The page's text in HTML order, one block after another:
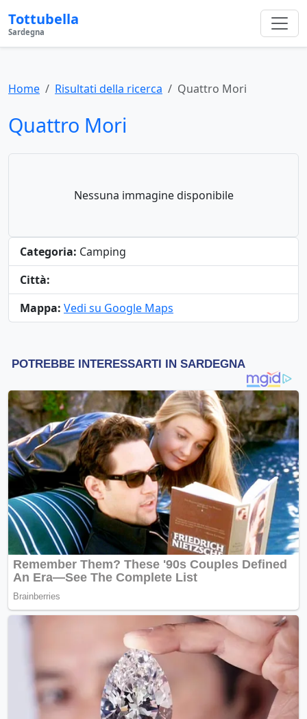
Tottubella
Sardegna
Home Risultati della ricerca Quattro Mori
Quattro Mori
Nessuna immagine disponibile
Categoria: Camping
Città:
Mappa: Vedi su Google Maps